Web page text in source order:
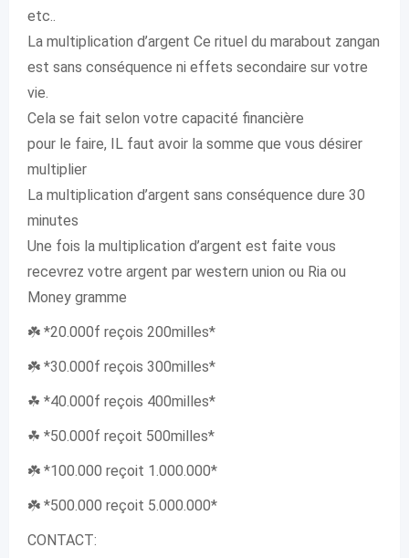
etc..
La multiplication d’argent Ce rituel du marabout zangan
est sans conséquence ni effets secondaire sur votre
vie.
Cela se fait selon votre capacité financière
pour le faire, IL faut avoir la somme que vous désirer
multiplier
La multiplication d’argent sans conséquence dure 30
minutes
Une fois la multiplication d’argent est faite vous
recevrez votre argent par western union ou Ria ou
Money gramme
☘️ *20.000f reçois 200milles*
☘️ *30.000f reçois 300milles*
☘ *40.000f reçois 400milles*
☘ *50.000f reçoit 500milles*
☘️ *100.000 reçoit 1.000.000*
☘️ *500.000 reçoit 5.000.000*
CONTACT: